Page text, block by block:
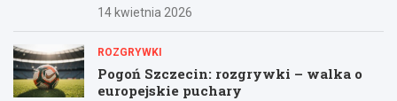
14 kwietnia 2026
ROZGRYWKI
Pogoń Szczecin: rozgrywki – walka o
europejskie puchary